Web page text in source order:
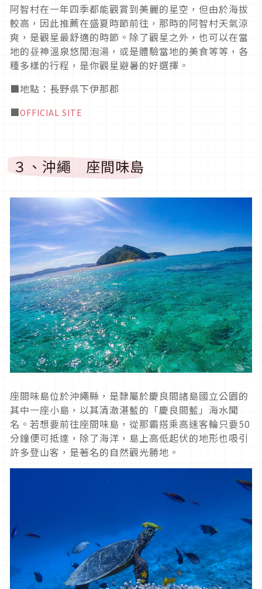
阿智村在一年四季都能觀賞到美麗的星空，但由於海拔
較高，因此推薦在盛夏時節前往，那時的阿智村天氣涼
爽，是觀星最舒適的時節。除了觀星之外，也可以在當
地的昼神溫泉悠閒泡湯，或是體驗當地的美食等等，各
種多樣的行程，是你觀星避暑的好選擇。
■地點：長野県下伊那郡
■OFFICIAL SITE
３、沖繩 座間味島
座間味島位於沖繩縣，是隸屬於慶良間諸島國立公園的
其中一座小島，以其清澈湛藍的「慶良間藍」海水聞
名。若想要前往座間味島，從那霸搭乘高速客輪只要50
分鐘便可抵達，除了海洋，島上高低起伏的地形也吸引
許多登山客，是著名的自然觀光勝地。